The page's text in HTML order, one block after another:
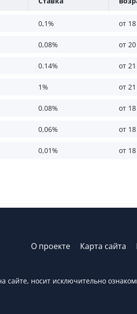
0,1% от
0,08% от
0.14% от
1% от
0.08% от
0,06% от
0,01% от
О проекте Карта сайта
носит исключительно